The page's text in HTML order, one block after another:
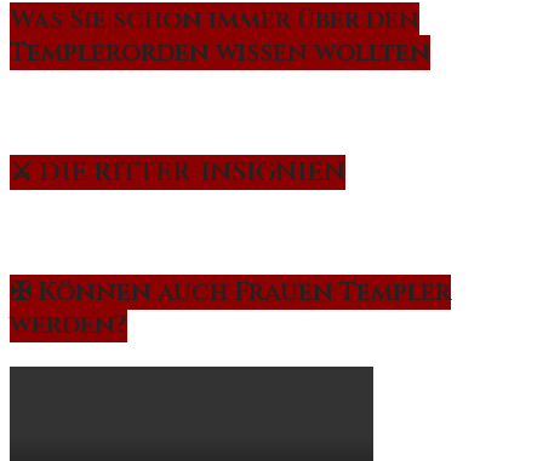
Was Sie schon immer über den
Templerorden wissen wollten
⚔️ DIE RITTER-INSIGNIEN
✠ Können auch Frauen Templer
werden?